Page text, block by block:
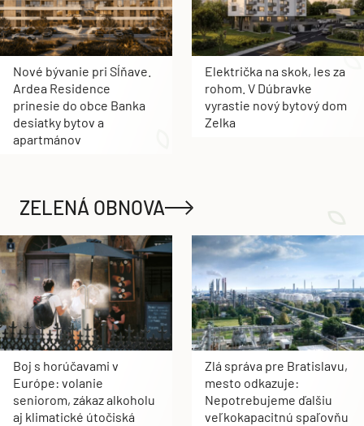
Nové bývanie pri Sĺňave.
Ardea Residence
prinesie do obce Banka
desiatky bytov a
apartmánov
Električka na skok, les za
rohom. V Dúbravke
vyrastie nový bytový dom
Zelka
ZELENÁ OBNOVA
Boj s horúčavami v
Európe: volanie
seniorom, zákaz alkoholu
aj klimatické útočiská
Zlá správa pre Bratislavu,
mesto odkazuje:
Nepotrebujeme ďalšiu
veľkokapacitnú spaľovňu